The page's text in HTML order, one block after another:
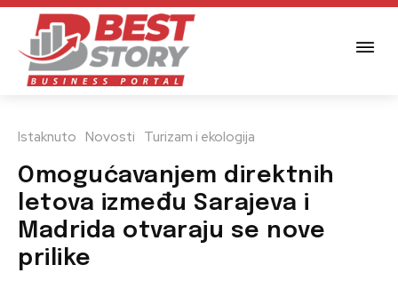
Istaknuto Novosti Turizam i ekologija
Omogućavanjem direktnih
letova između Sarajeva i
Madrida otvaraju se nove
prilike